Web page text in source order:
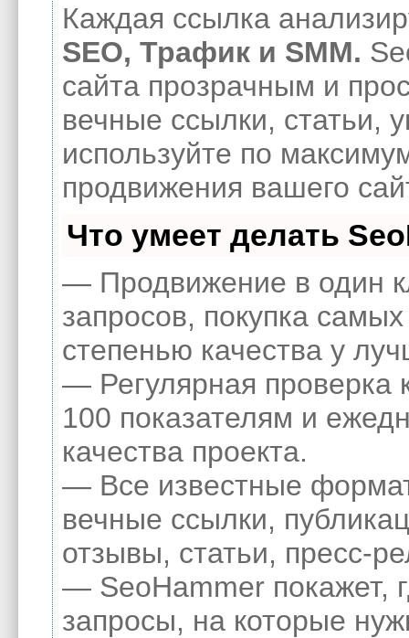
Каждая ссылка
SEO, Трафик и SMM.
сайта прозрачным и
вечные ссылки, статьи,
используйте по
продвижения вашего
Что умеет делать
— Продвижение в один
запросов, покупка
степенью качества у
— Регулярная проверка
100 показателям и
качества проекта.
— Все известные
вечные ссылки,
отзывы, статьи, пресс-
— SeoHammer покажет,
запросы, на которые